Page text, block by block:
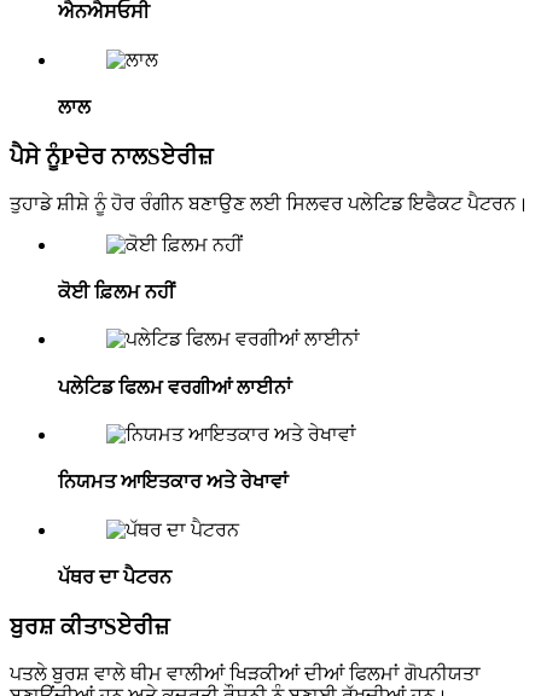
ਐਨਐਸਓਸੀ
ਲਾਲ
ਪੈਸੇ ਨੂੰPਦੇਰ ਨਾਲSਏਰੀਜ਼
ਤੁਹਾਡੇ ਸ਼ੀਸ਼ੇ ਨੂੰ ਹੋਰ ਰੰਗੀਨ ਬਣਾਉਣ ਲਈ ਸਿਲਵਰ ਪਲੇਟਿਡ ਇਫੈਕਟ ਪੈਟਰਨ।
ਕੋਈ ਫ਼ਿਲਮ ਨਹੀਂ
ਪਲੇਟਿਡ ਫਿਲਮ ਵਰਗੀਆਂ ਲਾਈਨਾਂ
ਨਿਯਮਤ ਆਇਤਕਾਰ ਅਤੇ ਰੇਖਾਵਾਂ
ਪੱਥਰ ਦਾ ਪੈਟਰਨ
ਬੁਰਸ਼ ਕੀਤਾSਏਰੀਜ਼
ਪਤਲੇ ਬੁਰਸ਼ ਵਾਲੇ ਥੀਮ ਵਾਲੀਆਂ ਖਿੜਕੀਆਂ ਦੀਆਂ ਫਿਲਮਾਂ ਗੋਪਨੀਯਤਾ